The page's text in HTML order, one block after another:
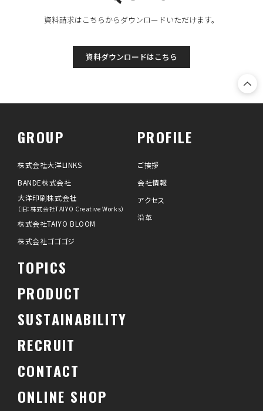
資料請求はこちらからダウンロードいただけます。
資料ダウンロードはこちら
GROUP
株式会社大洋LINKS
BANDE株式会社
大洋印刷株式会社
（旧：株式会社TAIYO Creative Works）
株式会社TAIYO BLOOM
株式会社ゴゴゴジ
PROFILE
ご挨拶
会社情報
アクセス
沿革
TOPICS
PRODUCT
SUSTAINABILITY
RECRUIT
CONTACT
ONLINE SHOP